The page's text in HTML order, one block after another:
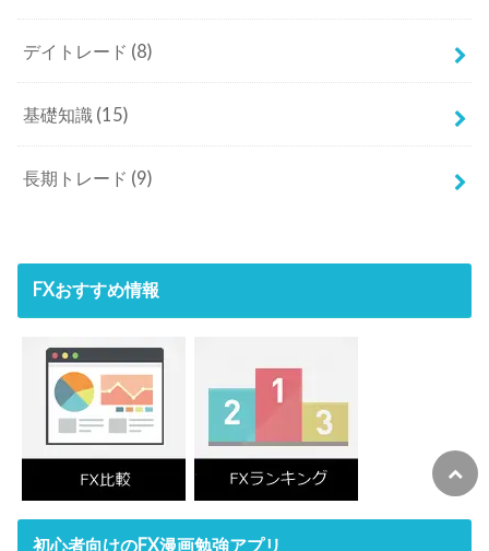
デイトレード (8)
基礎知識 (15)
長期トレード (9)
FXおすすめ情報
初心者向けのFX漫画勉強アプリ